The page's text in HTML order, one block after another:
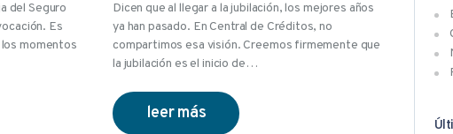
del Seguro
Es
momentos
Dicen que al llegar a la jubilación, los mejores años
ya han pasado. En Central de Créditos, no
compartimos esa visión. Creemos firmemente que
la jubilación es el inicio de…
leer más